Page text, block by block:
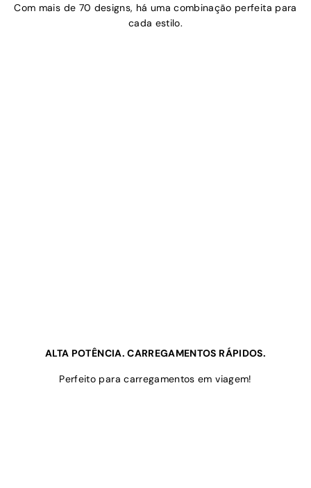
Com mais de 70 designs, há uma combinação perfeita para
cada estilo.
ALTA POTÊNCIA. CARREGAMENTOS RÁPIDOS.
Perfeito para carregamentos em viagem!